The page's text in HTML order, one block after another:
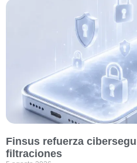
Finsus refuerza
filtraciones